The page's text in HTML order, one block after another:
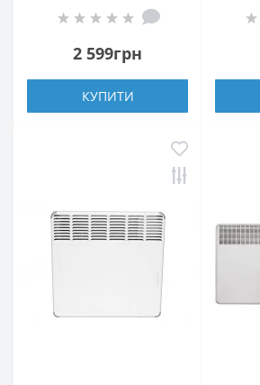
2 599грн
КУПИТИ